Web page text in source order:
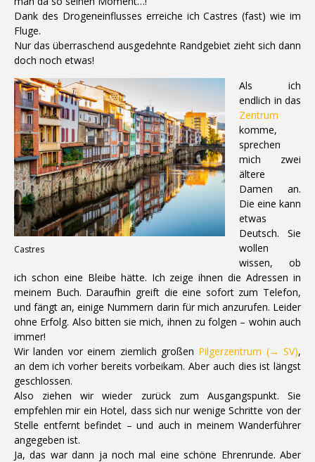
Dank des Drogeneinflusses erreiche ich Castres (fast) wie im
Fluge.
Nur das überraschend ausgedehnte Randgebiet zieht sich dann
doch noch etwas!
Castres
Als ich
endlich in das
Zentrum
komme,
sprechen
mich zwei
ältere
Damen an.
Die eine kann
etwas
Deutsch. Sie
wollen
wissen, ob
ich schon eine Bleibe hätte. Ich zeige ihnen die Adressen in
meinem Buch. Daraufhin greift die eine sofort zum Telefon,
und fängt an, einige Nummern darin für mich anzurufen. Leider
ohne Erfolg. Also bitten sie mich, ihnen zu folgen – wohin auch
immer!
Wir landen vor einem ziemlich großen Pilgerzentrum (→ SV),
an dem ich vorher bereits vorbeikam. Aber auch dies ist längst
geschlossen.
Also ziehen wir wieder zurück zum Ausgangspunkt. Sie
empfehlen mir ein Hotel, dass sich nur wenige Schritte von der
Stelle entfernt befindet – und auch in meinem Wanderführer
angegeben ist.
Ja, das war dann ja noch mal eine schöne Ehrenrunde. Aber